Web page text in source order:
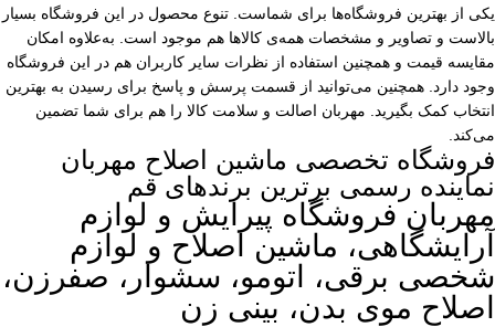
یکی از بهترین فروشگاه‌ها برای شماست. تنوع محصول در این فروشگاه بسیار
بالاست و تصاویر و مشخصات همه‌ی کالاها هم موجود است. به‌علاوه امکان
مقایسه قیمت و همچنین استفاده از نظرات سایر کاربران هم در این فروشگاه
وجود دارد. همچنین می‌توانید از قسمت پرسش و پاسخ برای رسیدن به بهترین
انتخاب کمک بگیرید. مهربان اصالت و سلامت کالا را هم برای شما تضمین
می‌کند.
فروشگاه تخصصی ماشین اصلاح مهربان
نماینده رسمی برترین برندهای قم
مهربان فروشگاه پیرایش و لوازم
آرایشگاهی، ماشین اصلاح و لوازم
شخصی برقی، اتومو، سشوار، صفرزن،
اصلاح موی بدن، بینی زن